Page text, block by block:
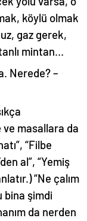
köylü olmak
gaz gerek,
mintan…
Nerede? –
ve masallara da
“Filbe
al”, “Yemiş
“Ne çalım
bina şimdi
da nerden